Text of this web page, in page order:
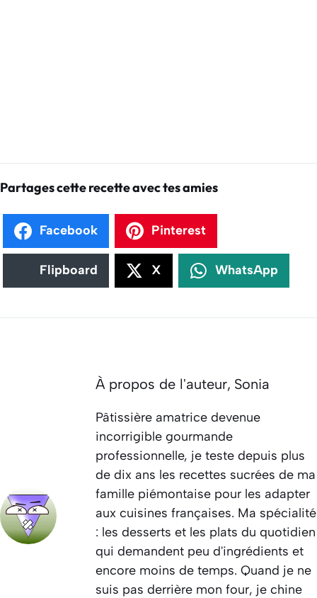
Partages cette recette avec tes amies
Facebook Pinterest
Flipboard X WhatsApp
À propos de l'auteur, Sonia
Pâtissière amatrice devenue
incorrigible gourmande
professionnelle, je teste depuis plus
de dix ans les recettes sucrées de ma
famille piémontaise pour les adapter
aux cuisines françaises. Ma spécialité
: les desserts et les plats du quotidien
qui demandent peu d'ingrédients et
encore moins de temps. Quand je ne
suis pas derrière mon four, je chine